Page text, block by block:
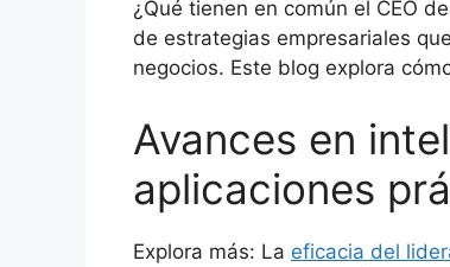
¿Qué tienen en común el CEO
de estrategias empresariales
negocios. Este blog explora
Avances en
aplicaciones
Explora más: La eficacia del